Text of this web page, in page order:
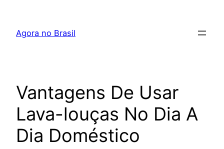
Agora no Brasil
Vantagens De Usar
Lava-louças No Dia A
Dia Doméstico